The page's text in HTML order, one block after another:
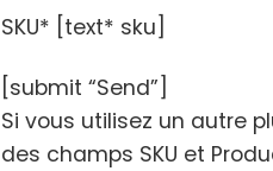
SKU* [text* sku]
[submit “Send”]
Si vous utilisez un autre
des champs SKU et